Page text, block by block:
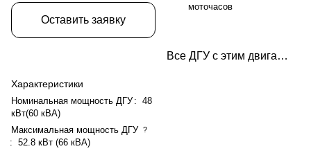
Оставить заявку
Характеристики
Номинальная мощность ДГУ : 48
кВт(60 кВА)
Максимальная мощность ДГУ ?
: 52.8 кВт (66 кВА)
моточасов
Все ДГУ с этим двигателем